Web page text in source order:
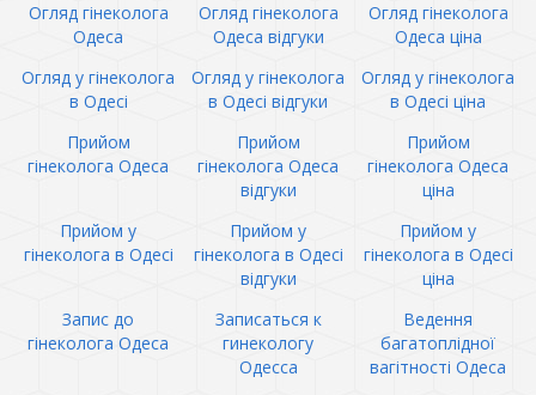
Огляд гінеколога
Одеса
Огляд гінеколога
Одеса відгуки
Огляд гінеколога
Одеса ціна
Огляд у гінеколога
в Одесі
Огляд у гінеколога
в Одесі відгуки
Огляд у гінеколога
в Одесі ціна
Прийом
гінеколога Одеса
Прийом
гінеколога Одеса
відгуки
Прийом
гінеколога Одеса
ціна
Прийом у
гінеколога в Одесі
Прийом у
гінеколога в Одесі
відгуки
Прийом у
гінеколога в Одесі
ціна
Запис до
гінеколога Одеса
Записаться к
гинекологу
Одесса
Ведення
багатоплідної
вагітності Одеса